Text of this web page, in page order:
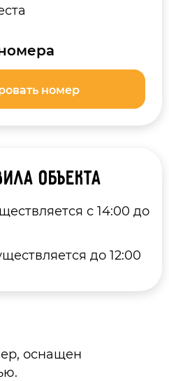
номер
объекта
с 14:00 до
до 12:00
оснащен